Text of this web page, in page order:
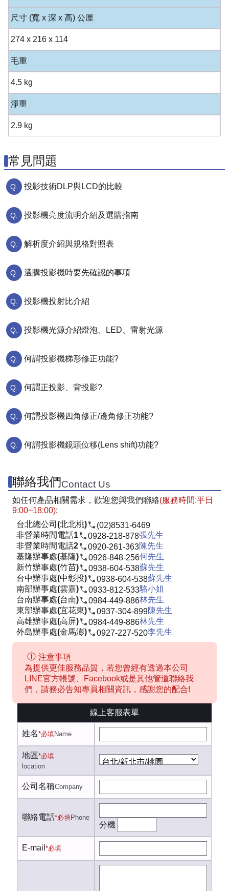
尺寸 (寬 x 深 x 高) 公厘
274 x 216 x 114
毛重
4.5 kg
淨重
2.9 kg
常見問題
投影技術DLP與LCD的比較
投影機亮度流明介紹及選購指南
解析度介紹與規格對照表
選購投影機時要先確認的事項
投影機投射比介紹
投影機光源介紹燈泡、LED、雷射光源
何謂投影機梯形修正功能?
何謂正投影、背投影?
何謂投影機四角修正/邊角修正功能?
何謂投影機鏡頭位移(Lens shift)功能?
聯絡我們Contact Us
如任何產品相關需求，歡迎您與我們聯絡(服務時間:平日
9:00~18:00):
台北總公司(北北桃)
(02)8531-6469
非營業時間電話1
0928-218-878張先生
非營業時間電話2
0920-261-363陳先生
基隆辦事處(基隆)
0926-848-256何先生
新竹辦事處(竹苗)
0938-604-538蘇先生
台中辦事處(中彰投)
0938-604-538蘇先生
南部辦事處(雲嘉)
0933-812-533駱小姐
台南辦事處(台南)
0984-449-886林先生
東部辦事處(宜花東)
0937-304-899陳先生
高雄辦事處(高屏)
0984-449-886林先生
外島辦事處(金馬澎)
0927-227-520李先生
注意事項
為提供更佳服務品質，若您曾經有透過本公司
LINE官方帳號、Facebook或是其他管道聯絡我
們，請務必告知專員相關資訊，感謝您的配合!
線上客服表單
姓名*必填Name
地區*必填
location
公司名稱Company
聯絡電話*必填Phone
分機
E-mail *必填